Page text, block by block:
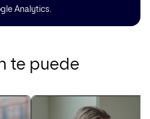
Analytics.
te puede